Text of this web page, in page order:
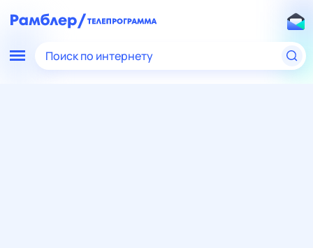
Поиск по интернету